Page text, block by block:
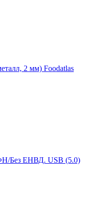
2 мм) Foodatlas
Без ЕНВД. USB (5.0)